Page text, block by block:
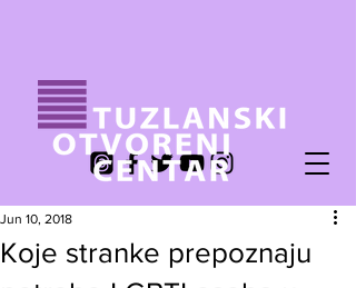
Koje stranke prepoznaju
Jun 10, 2018